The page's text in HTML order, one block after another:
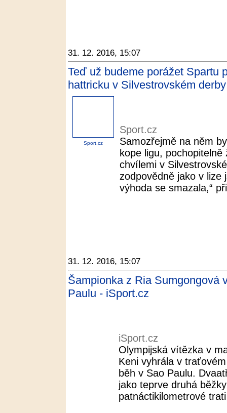
31. 12. 2016, 15:07
Teď už budeme porážet Spartu
hattricku v Silvestrovském
Sport.cz
Sport.cz
Samozřejmě na něm
kope ligu,
chvílemi v
zodpovědně jako v lize
výhoda se smazala,“
31. 12. 2016, 15:07
Šampionka z Ria Sumgongová
Paulu - iSport.cz
iSport.cz
Olympijská vítězka v
Keni vyhrála v
běh v Sao Paulu.
jako teprve druhá
patnáctikilometrové